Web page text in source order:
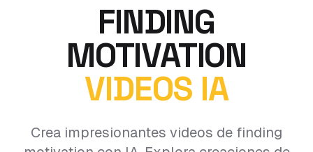
FINDING
MOTIVATION
VIDEOS IA
Crea impresionantes videos de finding